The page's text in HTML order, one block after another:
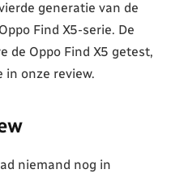
generatie van de
Find X5-serie. De
de Oppo Find X5 getest,
in onze review.
niemand nog in